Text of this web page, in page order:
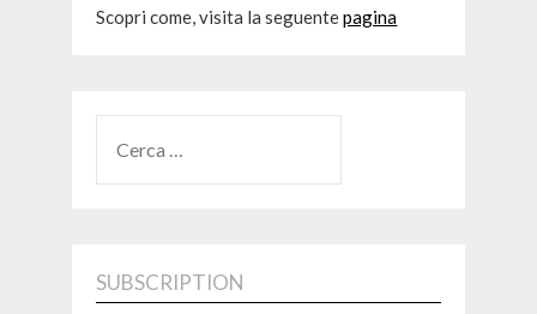
Scopri come, visita la seguentepagina
PER:
SUBSCRIPTION